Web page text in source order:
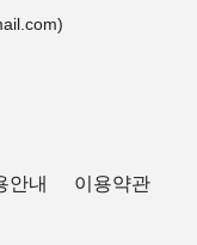
안내 이용약관